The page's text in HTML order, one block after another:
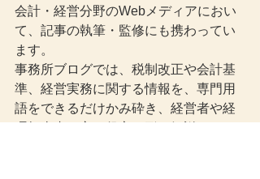
会計・経営分野のWebメディアにおい
て、記事の執筆・監修にも携わってい
ます。
事務所ブログでは、税制改正や会計基
準、経営実務に関する情報を、専門用
語をできるだけかみ砕き、経営者や経